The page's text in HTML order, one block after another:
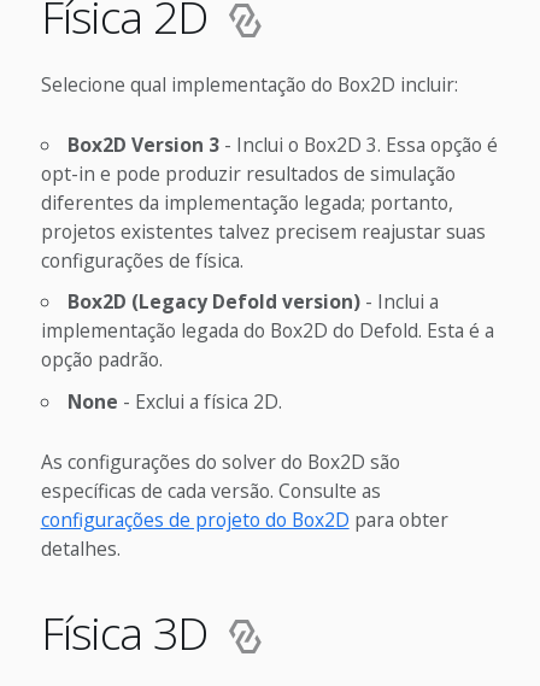
Física 2D
Selecione qual implementação do Box2D incluir:
Box2D Version 3 - Inclui o Box2D 3. Essa opção é
opt-in e pode produzir resultados de simulação
diferentes da implementação legada; portanto,
projetos existentes talvez precisem reajustar suas
configurações de física.
Box2D (Legacy Defold version) - Inclui a
implementação legada do Box2D do Defold. Esta é a
opção padrão.
None - Exclui a física 2D.
As configurações do solver do Box2D são
específicas de cada versão. Consulte as
configurações de projeto do Box2D para obter
detalhes.
Física 3D